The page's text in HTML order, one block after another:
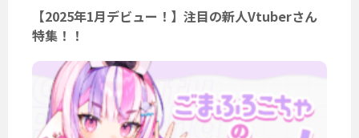
【2025年1月デビュー！】注目の新人Vtuberさん
特集！！